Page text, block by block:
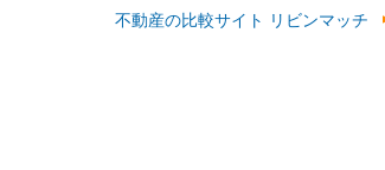
不動産の比較サイト リビンマッチ